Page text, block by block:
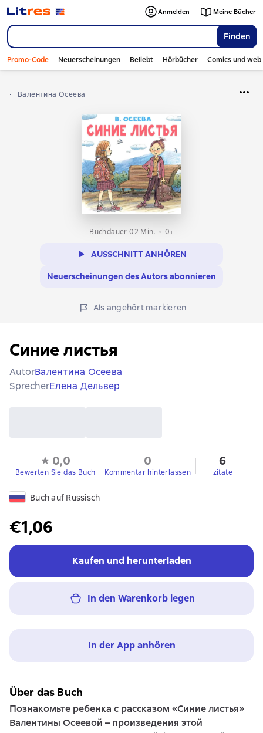
Finden
Anmelden Meine Bücher
Promo-Code Neuerscheinungen Beliebt Hörbücher Comics und
Валентина Осеева
Buchdauer 02 Min. 0+
AUSSCHNITT ANHÖREN
Neuerscheinungen des Autors abonnieren
Als angehört markieren
Синие листья
AutorВалентина Осеева
SprecherЕлена Дельвер
0,0
Bewerten Sie das Buch
0
Kommentar hinterlassen
6
zitate
Buch auf Russisch
€1,06
Kaufen und herunterladen
In den Warenkorb legen
In der App anhören
Über das Buch
Познакомьте ребенка с рассказом «Синие листья»
Валентины Осеевой – произведения этой